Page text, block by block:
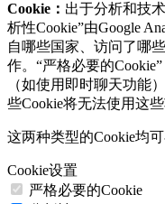
Cookie： 出于分析和技
析性Cookie”由Google
自哪些国家、访问了哪
作。“严格必要的
（如使用即时聊天功能
些Cookie将无法使用这
这两种类型的Cookie均
Cookie设置
严格必要的Cookie